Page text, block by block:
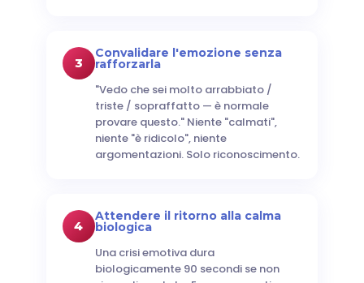
3
Convalidare l'emozione senza
rafforzarla
"Vedo che sei molto arrabbiato /
triste / sopraffatto — è normale
provare questo." Niente "calmati",
niente "è ridicolo", niente
argomentazioni. Solo riconoscimento.
4
Attendere il ritorno alla calma
biologica
Una crisi emotiva dura
biologicamente 90 secondi se non